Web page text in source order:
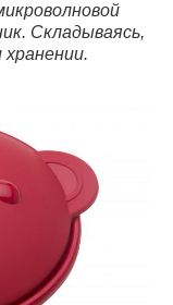
Складываясь,